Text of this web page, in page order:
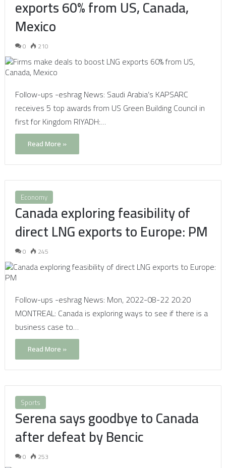
exports 60% from US, Canada,
Mexico
0 210
Follow-ups -eshrag News: Saudi Arabia’s KAPSARC
receives 5 top awards from US Green Building Council in
first for Kingdom RIYADH:…
Read More »
Economy
Canada exploring feasibility of
direct LNG exports to Europe: PM
0 245
Follow-ups -eshrag News: Mon, 2022-08-22 20:20
MONTREAL: Canada is exploring ways to see if there is a
business case to…
Read More »
Sports
Serena says goodbye to Canada
after defeat by Bencic
0 253